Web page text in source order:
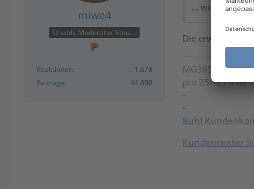
miwe4
Unabh. Moderator Steuer
Reaktionen
1.678
Beiträge
44.890
...
Die erweiterte
MG365
pro 25H2 / Intel
-
-
Buhl
Kundencenter